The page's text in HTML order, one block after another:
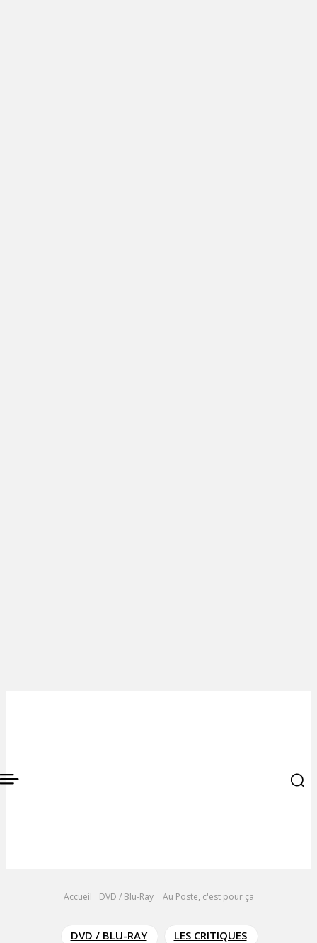
Accueil DVD / Blu-Ray Au Poste, c'est pour ça
DVD / BLU-RAY LES CRITIQUES